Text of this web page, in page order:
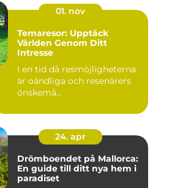
01. nov
Temaresor: Upptäck
Världen Genom Ditt
Intresse
I en tid då resmöjligheterna
är oändliga och resenärers
önskemå...
24. apr
Drömboendet på Mallorca:
En guide till ditt nya hem i
paradiset